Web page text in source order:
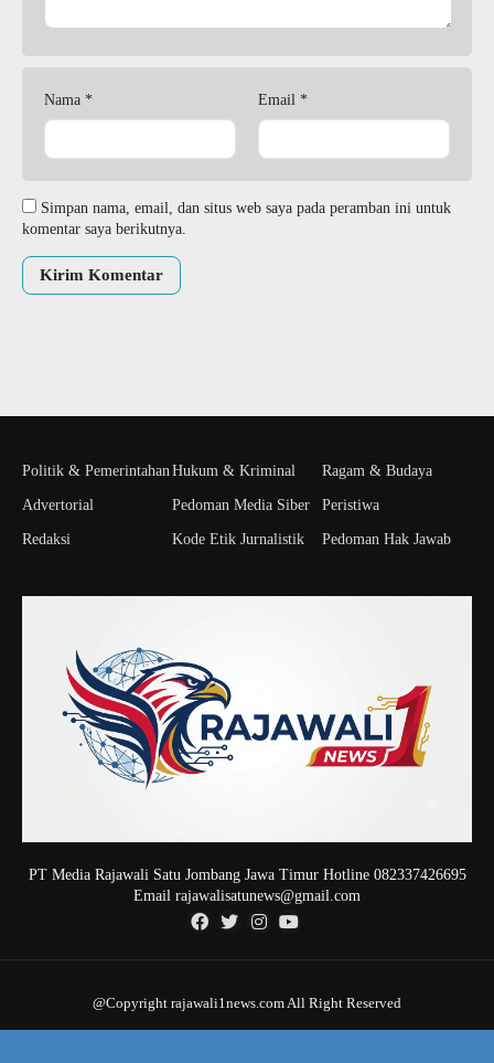
Nama * Email *
Simpan nama, email, dan situs web saya pada peramban ini untuk
komentar saya berikutnya.
Politik & Pemerintahan
Advertorial
Redaksi
Hukum & Kriminal
Pedoman Media Siber
Kode Etik Jurnalistik
Ragam & Budaya
Peristiwa
Pedoman Hak Jawab
PT Media Rajawali Satu Jombang Jawa Timur Hotline 082337426695
Email rajawalisatunews@gmail.com
@Copyright rajawali1news.com All Right Reserved